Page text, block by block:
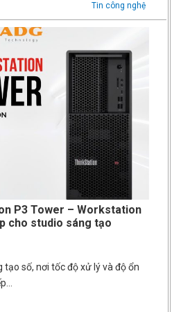
Tin công nghệ
P3 Tower – Workstation
cho studio sáng tạo
tạo số, nơi tốc độ xử lý và độ ổn